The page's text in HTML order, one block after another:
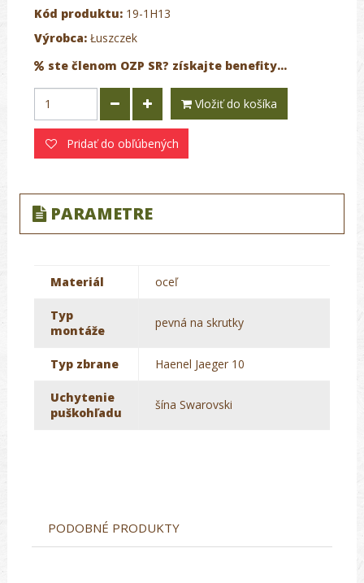
Kód produktu: 19-1H13
Výrobca: Łuszczek
ste členom OZP SR? získajte benefity...
Vložiť do košíka
Pridať do obľúbených
PARAMETRE
Materiál oceľ
Typ
montáže
pevná na skrutky
Typ zbrane Haenel Jaeger 10
Uchytenie
puškohľadu
šína Swarovski
PODOBNÉ PRODUKTY